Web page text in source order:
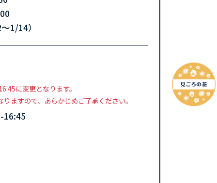
1/14）
に変更となります。
ますので、あらかじめご了承ください。